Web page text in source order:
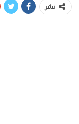
نشر